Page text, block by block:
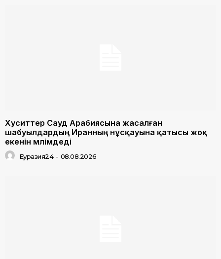
Хуситтер Сауд Арабиясына жасалған
шабуылдардың Иранның нұсқауына қатысы жоқ
екенін мәлімдеді
Еуразия24 - 08.08.2026